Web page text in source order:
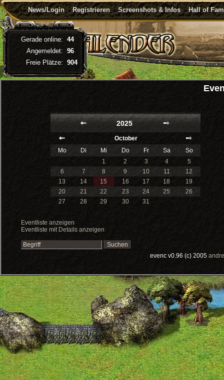
News/Login Registrieren Screenshots & Infos Hall of
2025
October
Mo
Di Mi Do Fr Sa
So
1
2 3 4
5
6
7 8 9 10 11
12
13
14 15 16 17 18
19
20
21 22 23 24 25
26
27
28 29 30 31
Eventliste anzeigen
Eventliste mit Details anzeigen
evenc v0.96 (c) 2005
Gerade online: 44
Angemeldet: 96
Freie Plätze: 904